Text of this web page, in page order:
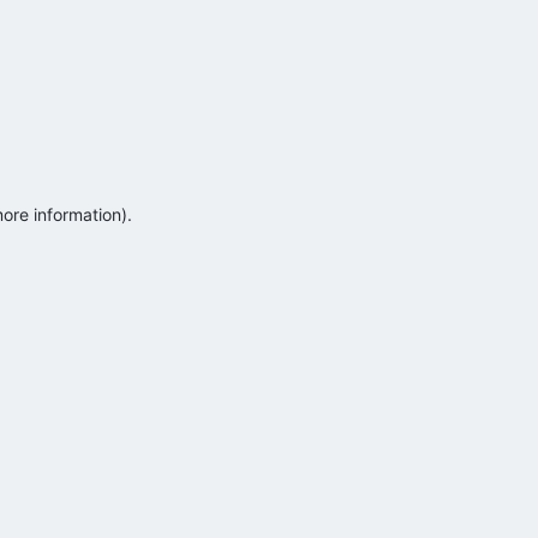
information).